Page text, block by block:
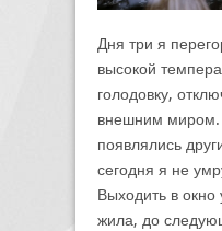
Дня три я
высокой
голодовку,
внешним миром.
появлялись
сегодня я не
Выходить в окно
жила, до